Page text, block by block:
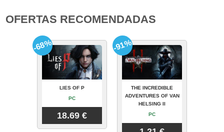
OFERTAS RECOMENDADAS
LIES OF P
PC
18.69 €
-68%
THE INCREDIBLE
ADVENTURES OF VAN
HELSING II
PC
-91%